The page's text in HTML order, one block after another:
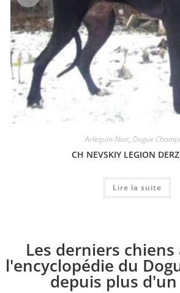
Arlequin-Noir, Dogue
CH NEVSKIY LEGION
Lire la suite
Les derniers chiens
l'encyclopédie du
depuis plus d'un